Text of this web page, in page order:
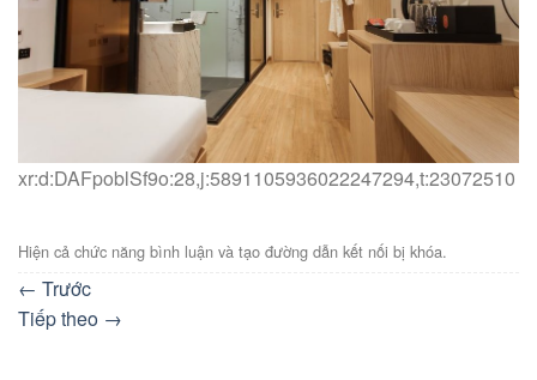
xr:d:DAFpoblSf9o:28,j:5891105936022247294,t:23072510
Hiện cả chức năng bình luận và tạo đường dẫn kết nối bị khóa.
← Trước
Tiếp theo →